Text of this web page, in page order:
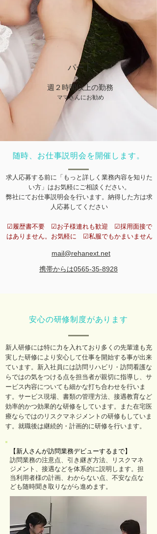
​パート
​週２時間以上の勤務
ママさんにお勧め
​随時、お仕事説明会を開催します。
求人応募する前に「もっと詳しく業務内容を知りた
い方」はお気軽にご相談ください。
弊社にてお仕事説明会を行います。​納得した方は求
人応募してください
☑履歴書不要 ​☑お子様連れも歓迎 ​☑採用面接で
はありません。お気軽に ​☑私服でもかまいません
mail@rehanext.net
携帯からは0565-35-8928
​安心の研修制度があります
新人研修には特に力を入れており多くの先輩達も充
実した研修により安心して仕事を開始する事が出来
ています。新入社員には訪問リハビリ・訪問看護な
らではの気をつける点を担当者が親切に指導し、サ
ービス内容についても細かな打ち合わせを行いま
す。サービス現場、書類の管理方法、接遇教育など
効率的かつ効果的な研修をしています。また在宅医
療ならではのリスクマネジメントの研修もしていま
す。就職後は継続的・計画的に研修を行います。
【新人さんが訪問業務デビューするまで】
訪問業務の注意点、引き継ぎ方法、リスクマネ
ジメント、接遇などを体系的に説明します。担
当利用者様の計画、わからない点、不安な点な
ども随時聞き取りながら進めます。